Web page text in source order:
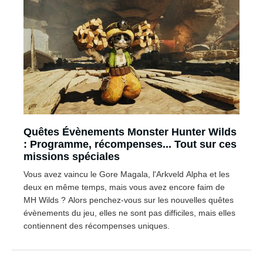
Quêtes Évènements Monster Hunter Wilds
: Programme, récompenses... Tout sur ces
missions spéciales
Vous avez vaincu le Gore Magala, l'Arkveld Alpha et les
deux en même temps, mais vous avez encore faim de
MH Wilds ? Alors penchez-vous sur les nouvelles quêtes
évènements du jeu, elles ne sont pas difficiles, mais elles
contiennent des récompenses uniques.